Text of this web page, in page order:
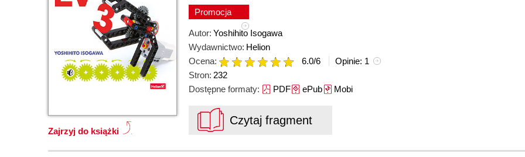
Promocja
Zajrzyj do książki
Autor: Yoshihito Isogawa
Wydawnictwo: Helion
Ocena:
6.0/6 Opinie: 1
Stron: 232
Dostępne formaty: PDFePubMobi
Czytaj fragment